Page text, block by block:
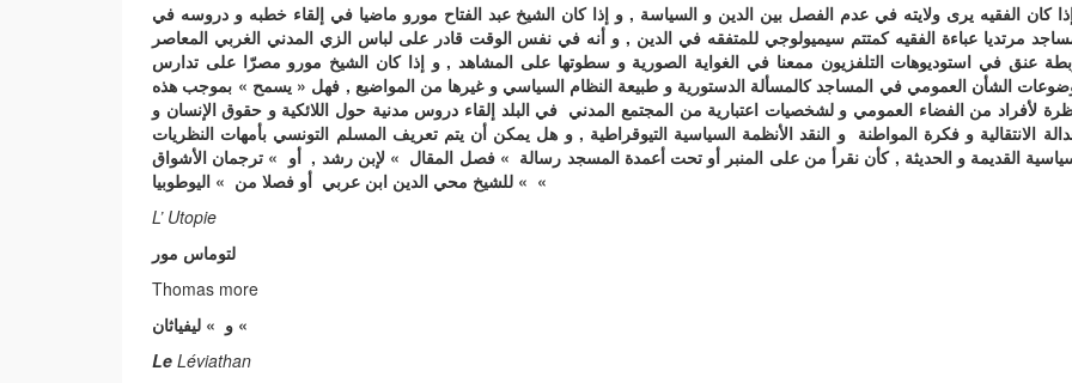
كان الفقيه يرى ولايته في عدم الفصل بين الدين و السياسة , و إذا كان الشيخ عبد الفتاح مورو ماضيا في إلقاء خطبه و دروسه في
مرتديا عباءة الفقيه كمتتم سيميولوجي للمتفقه في الدين , و أنه في نفس الوقت قادر على لباس الزي المدني الغربي المعاصر
عنق في استوديوهات التلفزيون ممعنا في الغواية الصورية و سطوتها على المشاهد , و إذا كان الشيخ مورو مصرّا على تدارس
الشأن العمومي في المساجد كالمسألة الدستورية و طبيعة النظام السياسي و غيرها من المواضيع , فهل « يسمح » بموجب هذه
لأفراد من الفضاء العمومي و لشخصيات اعتبارية من المجتمع المدني في البلد إلقاء دروس مدنية حول اللائكية و حقوق الإنسان و
الانتقالية و فكرة المواطنة و النقد الأنظمة السياسية التيوقراطية , و هل يمكن أن يتم تعريف المسلم التونسي بأمهات النظريات
القديمة و الحديثة , كأن نقرأ من على المنبر أو تحت أعمدة المسجد رسالة » فصل المقال » لإبن رشد , أو » ترجمان الأشواق
» للشيخ محي الدين ابن عربي أو فصلا من » اليوطوبيا «
L’ Utopie
لتوماس مور
Thomas more
و » ليفياثان «
Le Léviathan